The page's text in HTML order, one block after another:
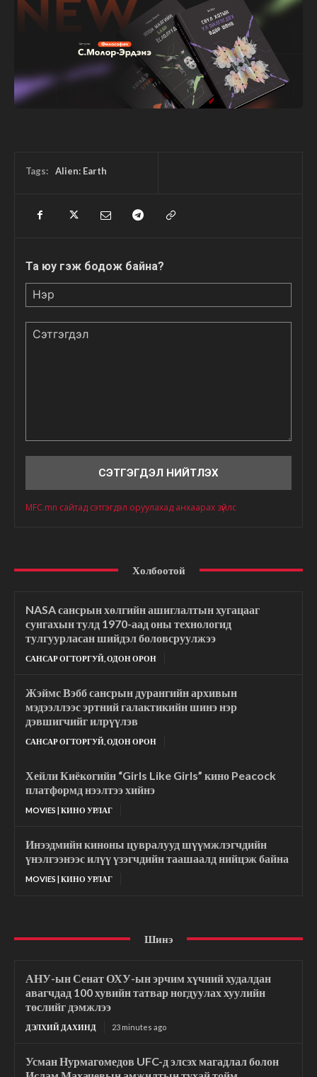
Tags: Alien: Earth
Та юу гэж бодож байна?
MFC.mn сайтад сэтгэгдэл оруулахад анхаарах зүйлс
Холбоотой
NASA сансрын хөлгийн ашиглалтын хугацааг
сунгахын тулд 1970-аад оны технологид
тулгуурласан шийдэл боловсруулжээ
САНСАР ОГТОРГУЙ, ОДОН ОРОН
Жэймс Вэбб сансрын дурангийн архивын
мэдээллээс эртний галактикийн шинэ нэр
дэвшигчийг илрүүлэв
САНСАР ОГТОРГУЙ, ОДОН ОРОН
Хейли Киёкогийн “Girls Like Girls” кино Peacock
платформд нээлтээ хийнэ
MOVIES | КИНО УРЛАГ
Инээдмийн киноны цувралууд шүүмжлэгчдийн
үнэлгээнээс илүү үзэгчдийн таашаалд нийцэж байна
MOVIES | КИНО УРЛАГ
Шинэ
АНУ-ын Сенат ОХУ-ын эрчим хүчний худалдан
авагчдад 100 хувийн татвар ногдуулах хуулийн
төслийг дэмжлээ
ДЭЛХИЙ ДАХИНД 23 minutes ago
Усман Нурмагомедов UFC-д элсэх магадлал болон